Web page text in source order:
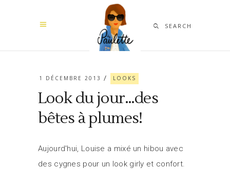
SEARCH
1 DÉCEMBRE 2013 LOOKS
Look du jour…des
bêtes à plumes!
Aujourd'hui, Louise a mixé un hibou avec
des cygnes pour un look girly et confort.